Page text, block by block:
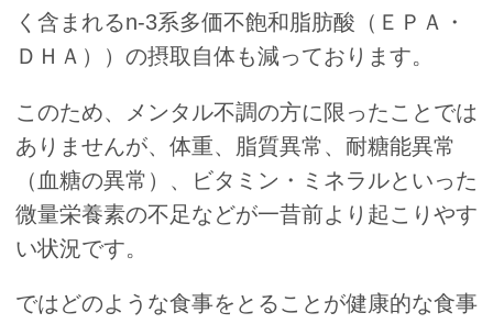
く含まれるn-3系多価不飽和脂肪酸（ＥＰＡ・
ＤＨＡ））の摂取自体も減っております。
このため、メンタル不調の方に限ったことでは
ありませんが、体重、脂質異常、耐糖能異常
（血糖の異常）、ビタミン・ミネラルといった
微量栄養素の不足などが一昔前より起こりやす
い状況です。
ではどのような食事をとることが健康的な食事